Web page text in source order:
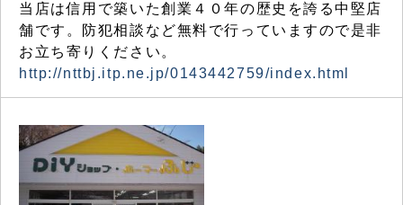
当店は信用で築いた創業４０年の歴史を誇る中堅店
舗です。防犯相談など無料で行っていますので是非
お立ち寄りください。
http://nttbj.itp.ne.jp/0143442759/index.html